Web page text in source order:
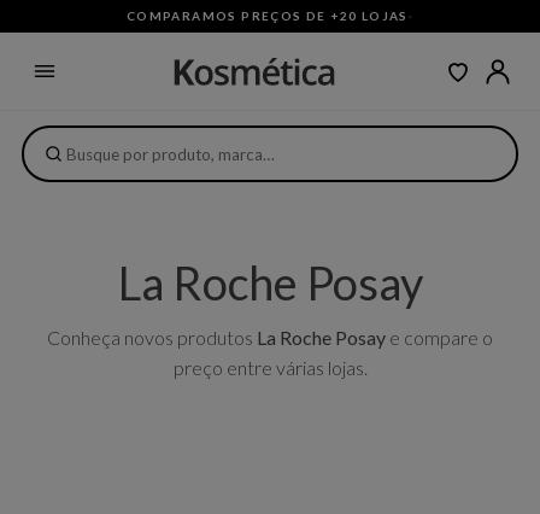
COMPARAMOS PREÇOS DE +20 LOJAS ·
La Roche Posay
Conheça novos produtos La Roche Posay e compare o
preço entre várias lojas.